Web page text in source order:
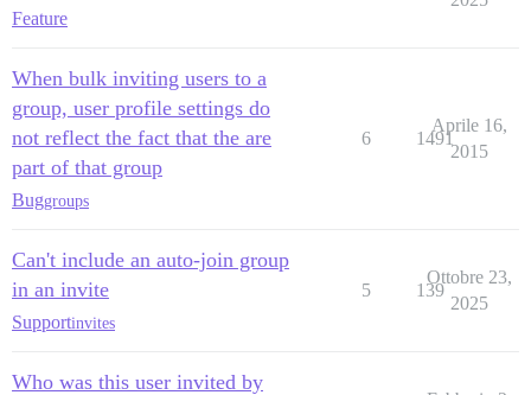
Feature
When bulk inviting users to a
group, user profile settings do
not reflect the fact that the are
part of that group
Buggroups
6 1491
Aprile 16,
2015
Can't include an auto-join group
in an invite
Supportinvites
5 139
Ottobre 23,
2025
Who was this user invited by